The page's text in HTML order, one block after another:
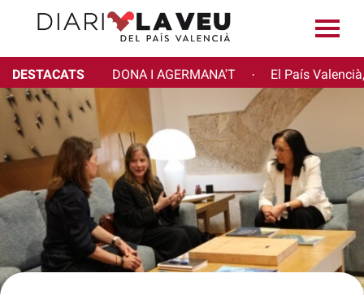
DESTACATS DONA I AGERMANA'T · El País